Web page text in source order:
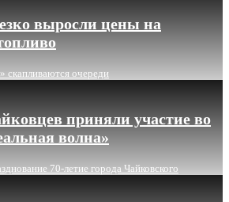
выросли цены на
скапливаются очереди
приняли участие во
волна»
70-летие города Чайковского